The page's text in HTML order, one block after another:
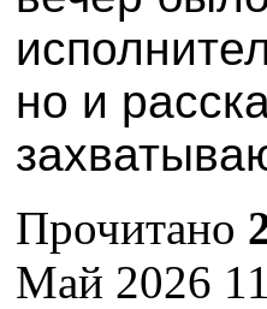
но и
Прочитано
Май 2026